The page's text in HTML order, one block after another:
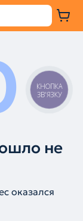
не
оказался
КНОПКА
ЗВ'ЯЗКУ